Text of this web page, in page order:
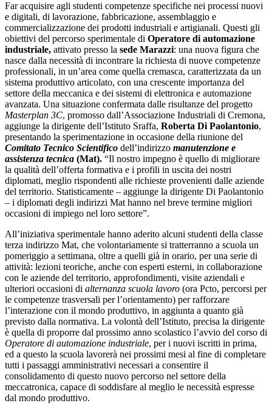
Far acquisire agli studenti competenze specifiche nei processi nuovi
e digitali, di lavorazione, fabbricazione, assemblaggio e
commercializzazione dei prodotti industriali e artigianali. Questi gli
obiettivi del percorso sperimentale di Operatore di automazione
industriale, attivato presso la sede Marazzi: una nuova figura che
nasce dalla necessità di incontrare la richiesta di nuove competenze
professionali, in un’area come quella cremasca, caratterizzata da un
sistema produttivo articolato, con una crescente importanza del
settore della meccanica e dei sistemi di elettronica e automazione
avanzata. Una situazione confermata dalle risultanze del progetto
Masterplan 3C, promosso dall’Associazione Industriali di Cremona,
aggiunge la dirigente dell’Istituto Sraffa, Roberta Di Paolantonio,
presentando la sperimentazione in occasione della riunione del
Comitato Tecnico Scientifico dell’indirizzo manutenzione e
assistenza tecnica (Mat). “Il nostro impegno è quello di migliorare
la qualità dell’offerta formativa e i profili in uscita dei nostri
diplomati, meglio rispondenti alle richieste provenienti dalle aziende
del territorio. Statisticamente – aggiunge la dirigente Di Paolantonio
– i diplomati degli indirizzi Mat hanno nel breve termine migliori
occasioni di impiego nel loro settore”.
All’iniziativa sperimentale hanno aderito alcuni studenti della classe
terza indirizzo Mat, che volontariamente si tratterranno a scuola un
pomeriggio a settimana, oltre a quelli già in orario, per una serie di
attività: lezioni teoriche, anche con esperti esterni, in collaborazione
con le aziende del territorio, approfondimenti, visite aziendali e
ulteriori occasioni di alternanza scuola lavoro (ora Pcto, percorsi per
le competenze trasversali per l’orientamento) per rafforzare
l’interazione con il mondo produttivo, in aggiunta a quanto già
previsto dalla normativa. La volontà dell’Istituto, precisa la dirigente
è quella di proporre dal prossimo anno scolastico l’avvio del corso di
Operatore di automazione industriale, per i nuovi iscritti in prima,
ed a questo la scuola lavorerà nei prossimi mesi al fine di completare
tutti i passaggi amministrativi necessari a consentire il
consolidamento di questo nuovo percorso nel settore della
meccatronica, capace di soddisfare al meglio le necessità espresse
dal mondo produttivo.